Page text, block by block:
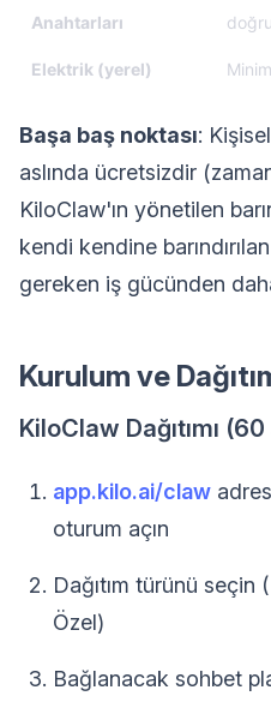
Anahtarları
Elektrik (yerel)
Başa baş noktası:
aslında ücretsizdir
KiloClaw'ın yönetilen
kendi kendine
gereken iş gücünden
Kurulum ve
KiloClaw Dağıtımı
app.kilo.ai/claw
oturum açın
Dağıtım türünü seçin
Özel)
Bağlanacak sohbet